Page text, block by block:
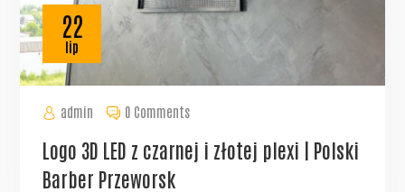
admin
22
lip
0 Comments
Logo 3D LED z czarnej i złotej plexi | Polski
Barber Przeworsk